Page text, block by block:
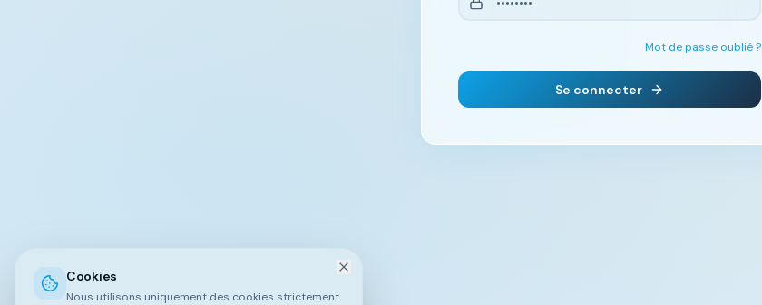
Mot de passe oublié ?
Se connecter
Cookies
Nous utilisons uniquement des cookies strictement